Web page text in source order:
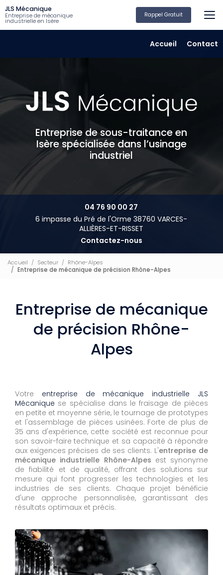
Aller
au
contenu
principal
Accueil
Contact
JLS Mécanique
Entreprise de mécanique
industrielle en Isère
Rappel Gratuit
Entreprise de sous-traitance en
Isère spécialisée dans l’usinage
industriel
04 76 90 00 27
6 impasse du Pré de l'Orme 38760 VARCES-
ALLIÈRES-ET-RISSET
Contactez-nous
Accueil Secteur
Rhône-Alpes
Entreprise de mécanique de précision Rhône-Alpes
Entreprise de mécanique
de précision Rhône-
Alpes
Votre entreprise de mécanique industrielle JLS
Mécanique se spécialise dans le fraisage de pièces
en petite et moyenne série, le tournage de prototypes
et l'assemblage de pièces usinées. Forte de plus de
35 ans d'expérience, cette société est reconnue pour
son savoir-faire technique et sa capacité à répondre
aux exigences précises de ses clients. L'entreprise de
mécanique industrielle Rhône-Alpes est synonyme
de fiabilité et de qualité, offrant des solutions sur
mesure qui font progresser les technologies et les
industries de ses clients. Chaque projet bénéficie
d'une approche personnalisée, garantissant des
résultats optimaux et précis.